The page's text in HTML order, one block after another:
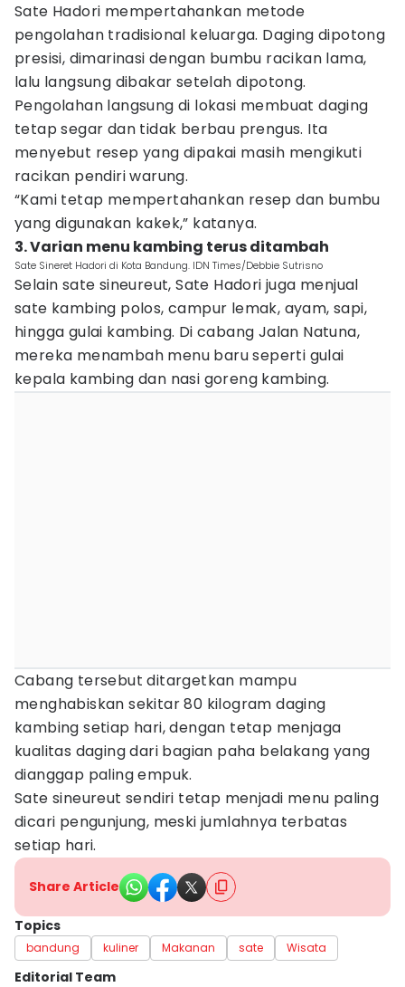
Sate Hadori mempertahankan metode
pengolahan tradisional keluarga. Daging dipotong
presisi, dimarinasi dengan bumbu racikan lama,
lalu langsung dibakar setelah dipotong.
Pengolahan langsung di lokasi membuat daging
tetap segar dan tidak berbau prengus. Ita
menyebut resep yang dipakai masih mengikuti
racikan pendiri warung.
“Kami tetap mempertahankan resep dan bumbu
yang digunakan kakek,” katanya.
3. Varian menu kambing terus ditambah
Sate Sineret Hadori di Kota Bandung. IDN Times/Debbie Sutrisno
Selain sate sineureut, Sate Hadori juga menjual
sate kambing polos, campur lemak, ayam, sapi,
hingga gulai kambing. Di cabang Jalan Natuna,
mereka menambah menu baru seperti gulai
kepala kambing dan nasi goreng kambing.
Cabang tersebut ditargetkan mampu
menghabiskan sekitar 80 kilogram daging
kambing setiap hari, dengan tetap menjaga
kualitas daging dari bagian paha belakang yang
dianggap paling empuk.
Sate sineureut sendiri tetap menjadi menu paling
dicari pengunjung, meski jumlahnya terbatas
setiap hari.
Share Article
Topics
bandung kuliner Makanan sate Wisata
Editorial Team